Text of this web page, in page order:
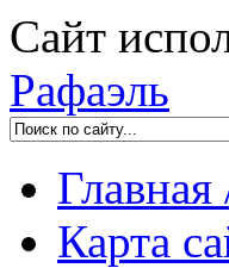
Сайт
Рафаэль
Карта